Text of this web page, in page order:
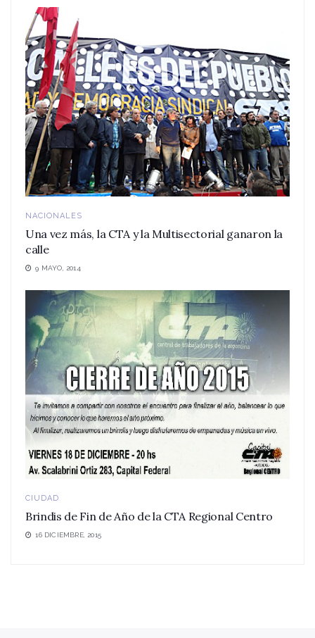
NACIONALES
Una vez más, la CTA y la Multisectorial ganaron la
calle
9 MAYO, 2014
CIUDAD
Brindis de Fin de Año de la CTA Regional Centro
16 DICIEMBRE, 2015